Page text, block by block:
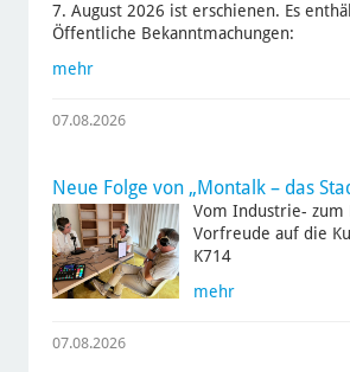
7. August 2026 ist erschienen. Es
Öffentliche Bekanntmachungen:
mehr
07.08.2026
Neue Folge von „Montalk – das
Vom Industrie- zum
Vorfreude auf die
K714
mehr
07.08.2026